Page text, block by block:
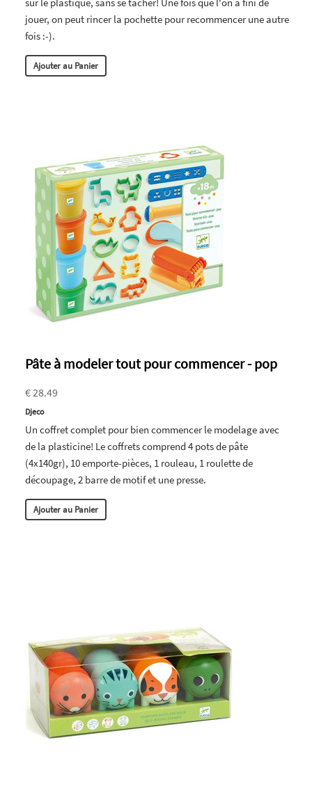
jouer, on peut rincer la pochette pour recommencer une autre
fois :-).
Ajouter au Panier
Pâte à modeler tout pour commencer - pop
€ 28.49
Djeco
Un coffret complet pour bien commencer le modelage avec
de la plasticine! Le coffrets comprend 4 pots de pâte
(4x140gr), 10 emporte-pièces, 1 rouleau, 1 roulette de
découpage, 2 barre de motif et une presse.
Ajouter au Panier